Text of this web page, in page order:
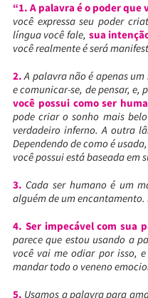
“1. A palavra é o poder que
você expressa seu poder
língua você fale, sua
você realmente é será
2.A palavra não é apenas
e comunicar-se, de pensar, e,
você possui como ser
pode criar o sonho mais
verdadeiro inferno. A outra
Dependendo de como é
você possui está baseada em
3. Cada ser humano é um
alguém de um
4. Ser impecável com sua
parece que estou usando a
você vai me odiar por isso,
mandar todo o veneno
5. Usamos a palavra para